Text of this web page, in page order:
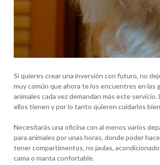
Si quieres crear una inversión con futuro, no
muy común que ahora te los encuentres en las
animales cada vez demandan más este
ellos tienen y por lo tanto quieren cuidarlos
Necesitarás una oficina con al menos varios
para animales por unas horas, donde poder
tener compartimentos, no jaulas,
cama o manta confortable.